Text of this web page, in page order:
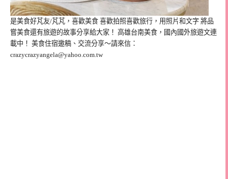
是美食好芃友/芃芃，喜歡美食 喜歡拍照喜歡旅行，用照片和文字 將品
嘗美食還有旅遊的故事分享給大家！ 高雄台南美食，國內國外旅遊文連
載中！ 美食住宿邀稿、交流分享～請來信：
crazycrazyangela@yahoo.com.tw